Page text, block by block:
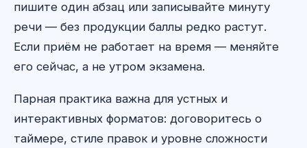
пишите один абзац или записывайте минуту
речи — без продукции баллы редко растут.
Если приём не работает на время — меняйте
его сейчас, а не утром экзамена.
Парная практика важна для устных и
интерактивных форматов: договоритесь о
таймере, стиле правок и уровне сложности